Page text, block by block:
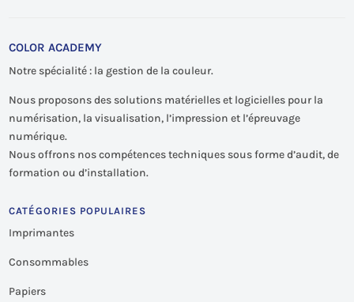
COLOR ACADEMY
Notre spécialité : la gestion de la couleur.
Nous proposons des solutions matérielles et logicielles pour la
numérisation, la visualisation, l’impression et l’épreuvage
numérique.
Nous offrons nos compétences techniques sous forme d’audit, de
formation ou d’installation.
CATÉGORIES POPULAIRES
Imprimantes
Consommables
Papiers